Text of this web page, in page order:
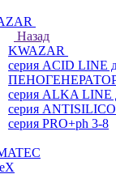
Назад
KWAZAR
серия ACID LINE
серия ALKA LINE
серия
серия PRO+ph 3-8